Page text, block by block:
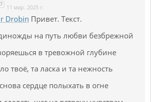
11 мар. 2025 г.
Drobin Привет. Текст.
на путь любви безбрежной
в тревожной глубине
твоё, та ласка и та нежность
сердце полыхать в огне